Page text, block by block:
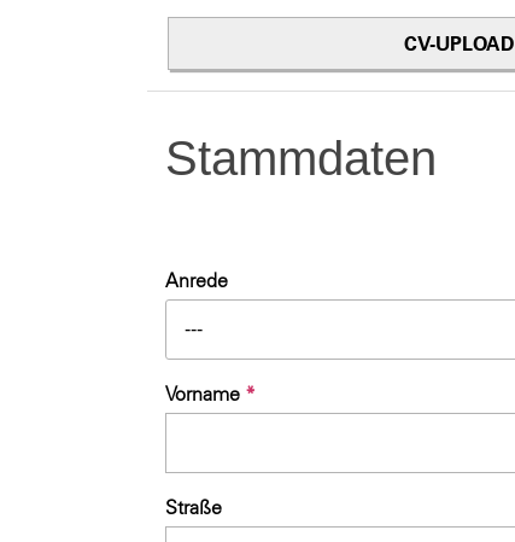
CV-UPLOAD
Stammdaten
Anrede
---
Vorname *
Straße